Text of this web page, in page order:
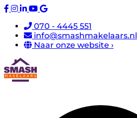
070 - 4445 551
info@smashmakelaars.nl
Naar onze website ›